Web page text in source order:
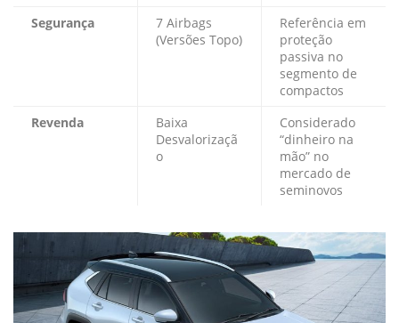
Segurança
7 Airbags
(Versões Topo)
Referência em
proteção
passiva no
segmento de
compactos
Revenda
Baixa
Desvalorizaçã
o
Considerado
“dinheiro na
mão” no
mercado de
seminovos